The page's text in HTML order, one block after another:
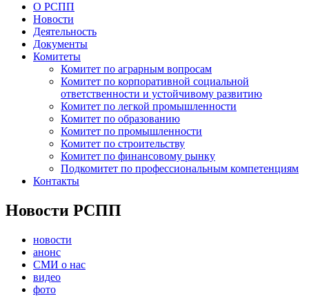
О РСПП
Новости
Деятельность
Документы
Комитеты
Комитет по аграрным вопросам
Комитет по корпоративной социальной
ответственности и устойчивому развитию
Комитет по легкой промышленности
Комитет по образованию
Комитет по промышленности
Комитет по строительству
Комитет по финансовому рынку
Подкомитет по профессиональным компетенциям
Контакты
Новости РСПП
новости
анонс
СМИ о нас
видео
фото